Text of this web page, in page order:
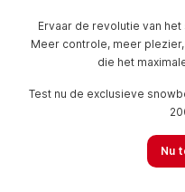
Ervaar de revolutie van
Meer controle, meer
die het
Test nu de exclusieve
Nu